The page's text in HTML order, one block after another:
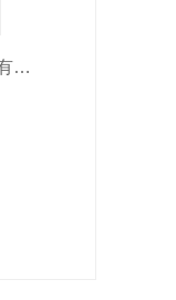
江苏万佳科技开发股份有限公司